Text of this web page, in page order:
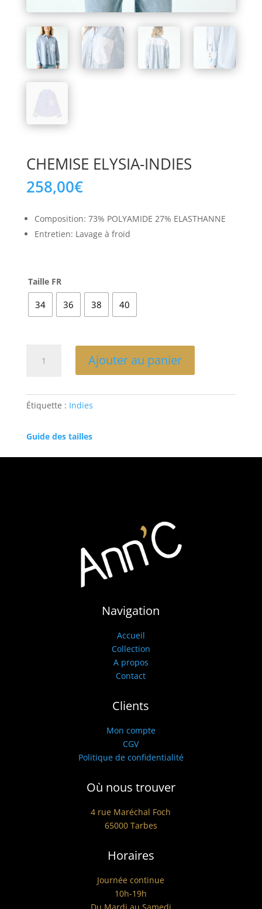
CHEMISE ELYSIA-INDIES
258,00€
Composition: 73% POLYAMIDE 27% ELASTHANNE
Entretien: Lavage à froid
Taille FR
34 36 38 40
INDIES
Ajouter au panier
Étiquette : Indies
Guide des tailles
Navigation
Accueil
Collection
A propos
Contact
Clients
Mon compte
CGV
Politique de confidentialité
Où nous trouver
4 rue Maréchal Foch
65000 Tarbes
Horaires
Journée continue
10h-19h
Du Mardi au Samedi